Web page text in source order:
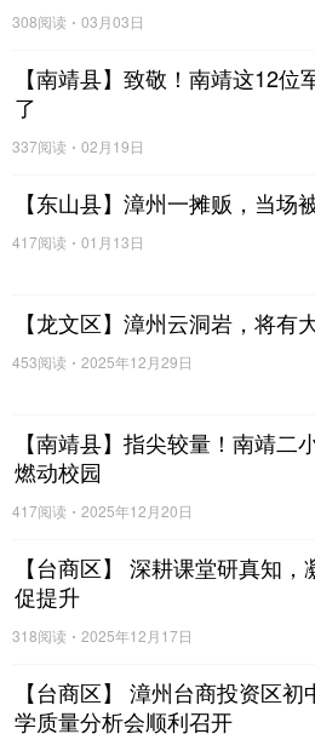
308阅读 03月03日
【南靖县】致敬！南靖这12位
了
337阅读 02月19日
【东山县】漳州一摊贩，当场
417阅读 01月13日
【龙文区】漳州云洞岩，将有
453阅读 2025年12月29日
【南靖县】指尖较量！南靖二
燃动校园
417阅读 2025年12月20日
【台商区】 深耕课堂研真知，
促提升
318阅读 2025年12月17日
【台商区】 漳州台商投资区初
学质量分析会顺利召开